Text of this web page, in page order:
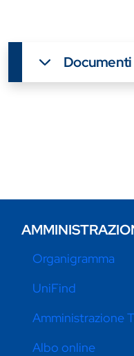
Documenti
Organigramma
UniFind
Amministrazione
Albo online